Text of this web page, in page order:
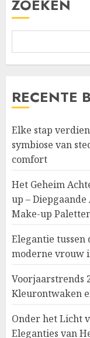
ZOEKEN
RECENTE
Elke stap
symbiose van
comfort
Het Geheim
up –
Make-up
Elegantie tussen
moderne vrouw
Voorjaarstrends
Kleurontwaken
Onder het Licht
Eleganties van